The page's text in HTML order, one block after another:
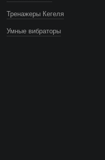
Тренажеры Кегеля
Умные вибраторы